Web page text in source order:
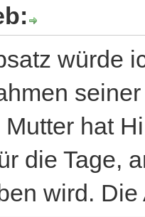
würde
hat
die Tage,
wird.